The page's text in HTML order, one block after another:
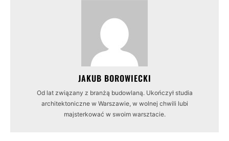
JAKUB BOROWIECKI
Od lat związany z branżą budowlaną. Ukończył studia
architektoniczne w Warszawie, w wolnej chwili lubi
majsterkować w swoim warsztacie.